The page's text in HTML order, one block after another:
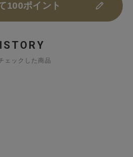
100ポイント
ェックした商品